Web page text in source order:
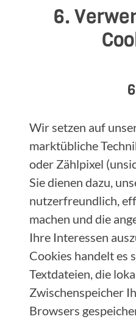
6.
Wir setzen auf
marktübliche
oder Zählpixel
Sie dienen dazu,
nutzerfreundlich,
machen und die
Ihre Interessen
Cookies handelt es
Textdateien, die
Zwischenspeicher
Browsers